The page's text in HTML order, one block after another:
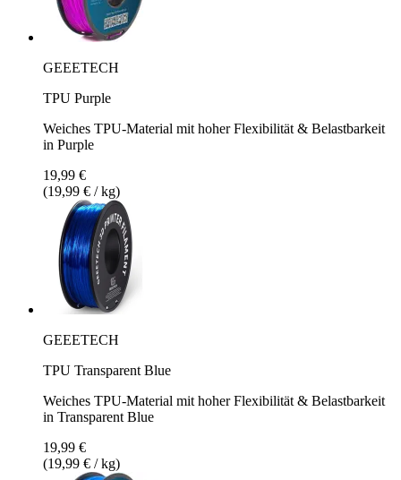
GEEETECH
TPU Purple
Weiches TPU-Material mit hoher Flexibilität & Belastbarkeit
in Purple
19,99 €
(19,99 € / kg)
GEEETECH
TPU Transparent Blue
Weiches TPU-Material mit hoher Flexibilität & Belastbarkeit
in Transparent Blue
19,99 €
(19,99 € / kg)